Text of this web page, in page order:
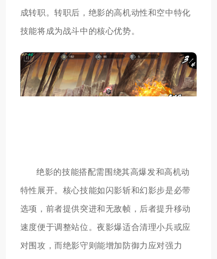
成转职。转职后，绝影的高机动性和空中特化
技能将成为战斗中的核心优势。
绝影的技能搭配需围绕其高爆发和高机动
特性展开。核心技能如闪影斩和幻影步是必带
选项，前者提供突进和无敌帧，后者提升移动
速度便于调整站位。夜影爆适合清理小兵或应
对围攻，而绝影守则能增加防御力应对强力